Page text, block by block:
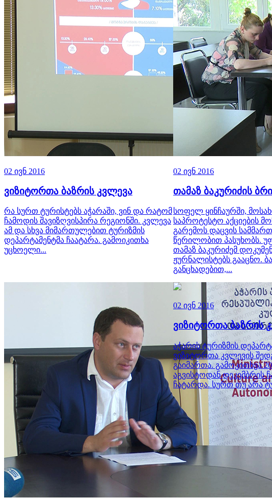
02 ივნ 2016
ვიზიტორთა ბაზრის კვლევა
რა სურთ ტურისტებს აჭარაში, ვინ და რატომ
ჩამოდის შავიზღვისპირა რეგიონში. კვლევა
ამ და სხვა მიმართულებით ტურიზმის
დეპარტამენტმა ჩაატარა. გამოიკითხა
უცხოელი...
02 ივნ 2016
თამაზ ბაკურიძის
სოფელ ყინჩაურში,
საპროტესტო აქციების
გარემოს დაცვის
წერილობით პასუხობს.
თამაზ ბაკურიძემ
ჟურნალისტებს გააცნო.
განცხადებით,...
02 ივნ 2016
ვიზიტორთა ბაზრის
აჭარის ტურიზმის
ვიზიტორთა კვლევის
გაიმართა. გამოკითხვა
აგვისტოდან დეკემბრის
ჩატარდა. სურთ თუ არა